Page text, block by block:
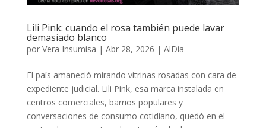
Lili Pink: cuando el rosa también puede lavar
demasiado blanco
por Vera Insumisa | Abr 28, 2026 | AlDia
El país amaneció mirando vitrinas rosadas con cara de
expediente judicial. Lili Pink, esa marca instalada en
centros comerciales, barrios populares y
conversaciones de consumo cotidiano, quedó en el